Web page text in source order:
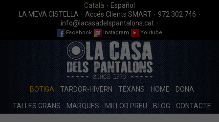
Català · Español
LA MEVA CISTELLA · Accés Clients SMART · 972 302 746 ·
info@lacasadelspantalons.cat ·
Facebook Instagram Youtube
BOTIGA TARDOR-HIVERN TEXANS HOME DONA
TALLES GRANS MARQUES MILLOR PREU BLOG CONTACTE